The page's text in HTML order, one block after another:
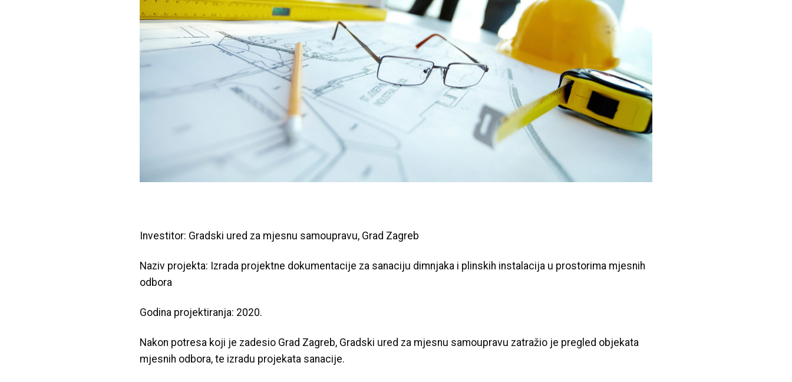
Investitor: Gradski ured za mjesnu samoupravu, Grad Zagreb
Naziv projekta: Izrada projektne dokumentacije za sanaciju dimnjaka i plinskih instalacija u prostorima mjesnih
odbora
Godina projektiranja: 2020.
Nakon potresa koji je zadesio Grad Zagreb, Gradski ured za mjesnu samoupravu zatražio je pregled objekata
mjesnih odbora, te izradu projekata sanacije.